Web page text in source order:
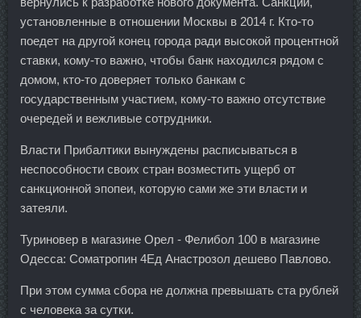
установленные в отношении Москвы в 2014 г. Кто-то
поедет на другой конец города ради высокой процентной
ставки, кому-то важно, чтобы банк находился рядом с
домом, кто-то доверяет только банкам с
государственным участием, кому-то важно отсутствие
очередей и вежливые сотрудники.
Власти Прибалтики вынуждены расписываться в
неспособности своих стран возместить ущерб от
санкционной эпопеи, которую сами же эти власти и
затеяли.
Туриновер в магазине Орел - Фелибол 100 в магазине
Одесса: Cоматропин 4Ед Анастрозол дешево Павлово.
При этом сумма сбора не должна превышать ста рублей
с человека за сутки.